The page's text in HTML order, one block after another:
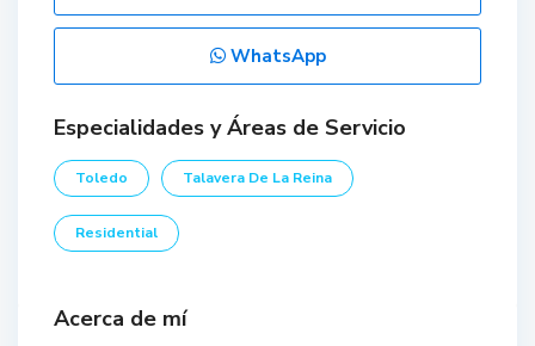
WhatsApp
Especialidades y Áreas de Servicio
Toledo Talavera De La Reina
Residential
Acerca de mí